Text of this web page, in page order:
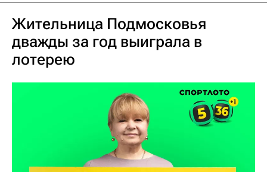
Жительница Подмосковья
дважды за год выиграла в
лотерею